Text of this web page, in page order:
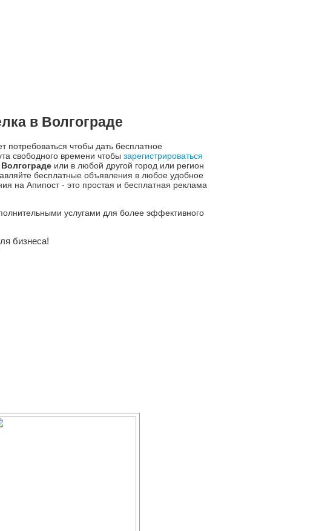
в Волгограде
потребоваться чтобы дать бесплатное
свободного времени чтобы зарегистрироваться
Волгограде или в любой другой город или регион
бесплатные объявления в любое удобное
на Апипост - это простая и бесплатная реклама
услугами для более эффективного
бизнеса!